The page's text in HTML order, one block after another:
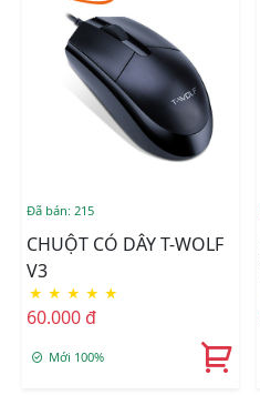
Đã bán: 215
CHUỘT CÓ DÂY T-WOLF
V3
★ ★ ★ ★ ★
60.000 đ
Mới 100%